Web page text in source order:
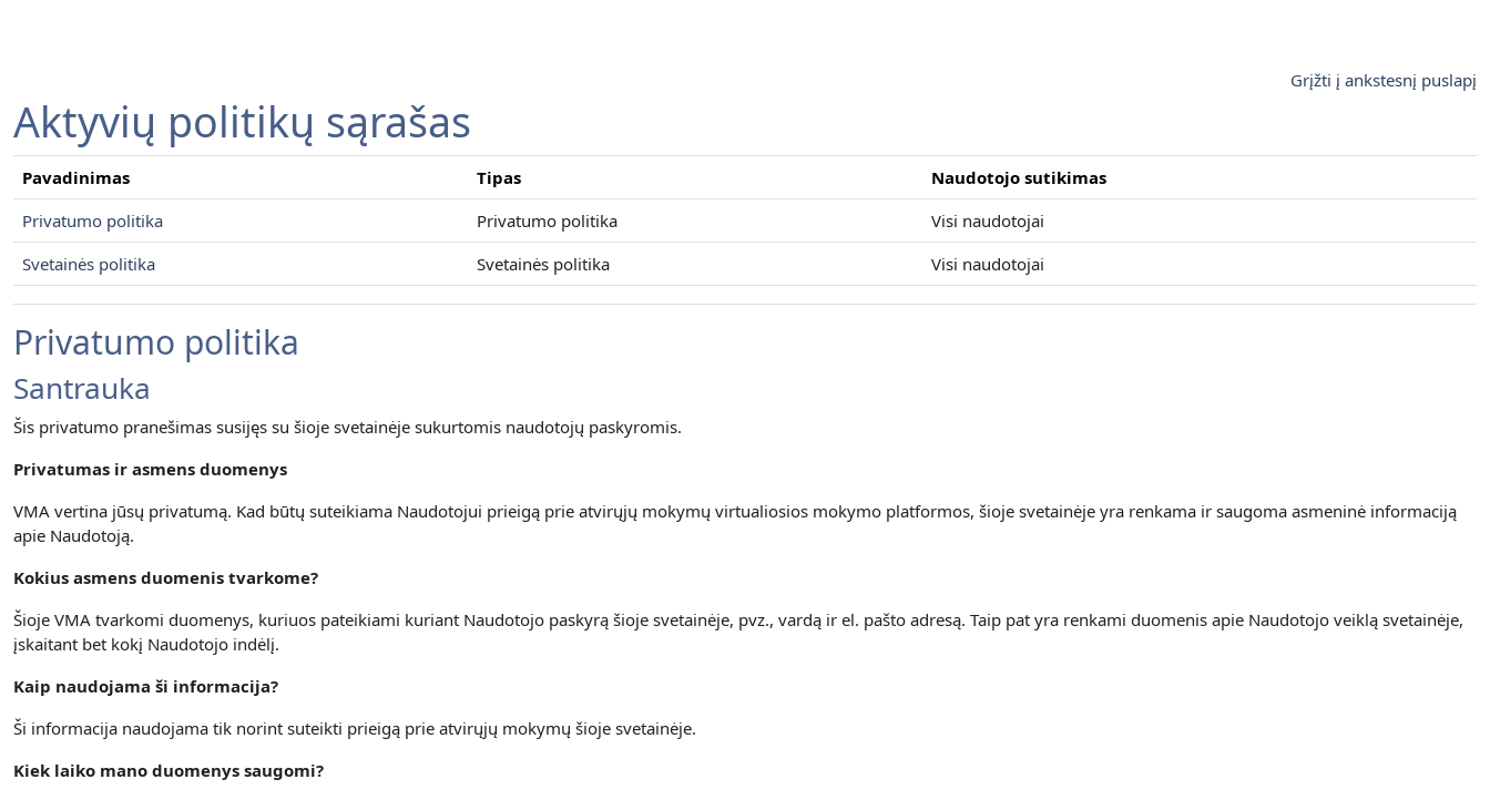
Grįžti į ankstesnį puslapį
Aktyvių politikų sąrašas
Pavadinimas Tipas
Naudotojo sutikimas
Privatumo politika
Privatumo politika
Visi naudotojai
Svetainės politika
Svetainės politika Visi naudotojai
Privatumo politika
Santrauka
Šis privatumo pranešimas susijęs su šioje svetainėje sukurtomis naudotojų paskyromis.
Privatumas ir asmens duomenys
VMA vertina jūsų privatumą. Kad būtų suteikiama Naudotojui prieigą prie atvirųjų mokymų virtualiosios mokymo platformos, šioje svetainėje yra renkama ir saugoma asmeninė informaciją
apie Naudotoją.
Kokius asmens duomenis tvarkome?
Šioje VMA tvarkomi duomenys, kuriuos pateikiami kuriant Naudotojo paskyrą šioje svetainėje, pvz., vardą ir el. pašto adresą. Taip pat yra renkami duomenis apie Naudotojo veiklą svetainėje,
įskaitant bet kokį Naudotojo indėlį.
Kaip naudojama ši informacija?
Ši informacija naudojama tik norint suteikti prieigą prie atvirųjų mokymų šioje svetainėje.
Kiek laiko mano duomenys saugomi?